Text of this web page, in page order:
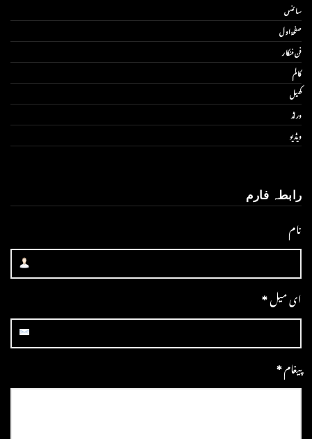
سائنس
صفحۂ اول
فن فنکار
کالم
کھیل
ورلڈ
ویڈیو
رابطہ فارم
نام
ای میل*
پیغام*